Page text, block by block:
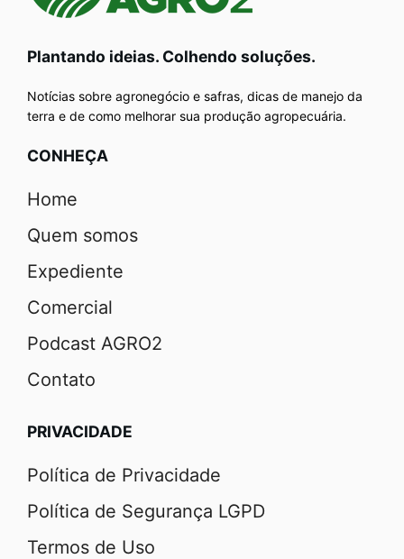
Plantando ideias. Colhendo soluções.
Notícias sobre agronegócio e safras, dicas de manejo da
terra e de como melhorar sua produção agropecuária.
CONHEÇA
Home
Quem somos
Expediente
Comercial
Podcast AGRO2
Contato
PRIVACIDADE
Política de Privacidade
Política de Segurança LGPD
Termos de Uso